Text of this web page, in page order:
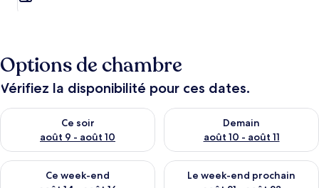
Options de chambre
Vérifiez la disponibilité pour ces dates.
Ce soir
août 9 - août 10
Vérifier la disponibilité pour ce soir août 9 - août 10
Demain
août 10 - août 11
Vérifier la disponibilité pour
Ce week-end
Vérifier la disponibilité pour ce week-end août 14 - août 16
Le week-end prochain
Vérifier la disponibilité pour